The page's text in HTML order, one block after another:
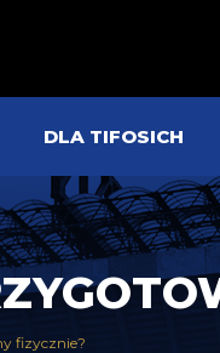
DLA TIFOSICH
fizycznie?